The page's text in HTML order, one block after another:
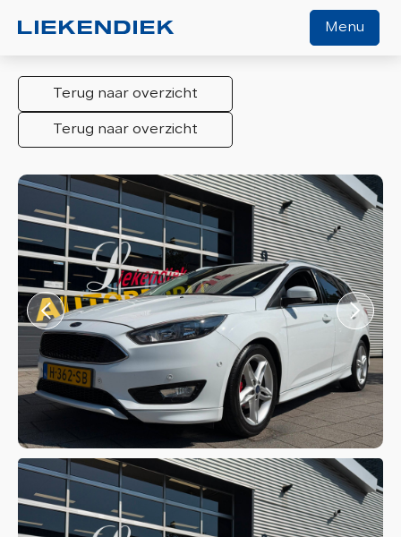
Menu
Home
Aanbod
Werkplaats
Over ons
Verkocht
Contact
Algemene voorwaarden
Terug naar overzicht
Terug naar overzicht